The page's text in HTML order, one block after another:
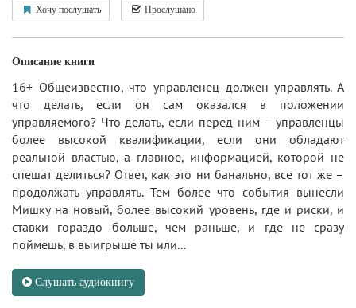
Хочу послушать Прослушано
Описание книги
16+ Общеизвестно, что управленец должен управлять. А
что делать, если он сам оказался в положении
управляемого? Что делать, если перед ним – управленцы
более высокой квалификации, если они обладают
реальной властью, а главное, информацией, которой не
спешат делиться? Ответ, как это ни банально, все тот же –
продолжать управлять. Тем более что события вынесли
Мишку на новый, более высокий уровень, где и риски, и
ставки гораздо больше, чем раньше, и где не сразу
поймешь, в выигрыше ты или...
Слушать аудиокнигу